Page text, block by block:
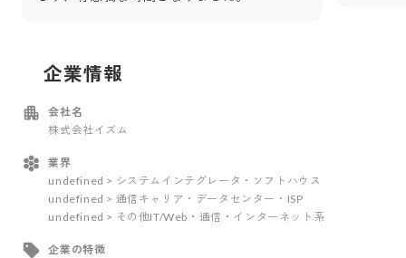
企業情報
会社名
株式会社イズム
業界
undefined > システムインテグレータ・ソフトハウス
undefined > 通信キャリア・データセンター・ISP
undefined > その他IT/Web・通信・インターネット系
企業の特徴